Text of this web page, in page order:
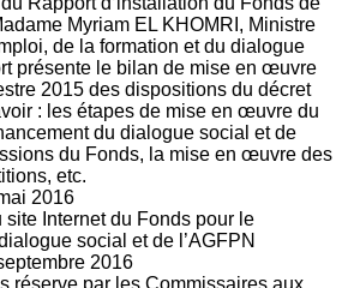
Myriam EL KHOMRI, Ministre
de la formation et du dialogue
présente le bilan de mise en œuvre
2015 des dispositions du décret
: les étapes de mise en œuvre du
du dialogue social et de
du Fonds, la mise en œuvre des
etc.
2016
site Internet du Fonds pour le
social et de l’AGFPN
2016